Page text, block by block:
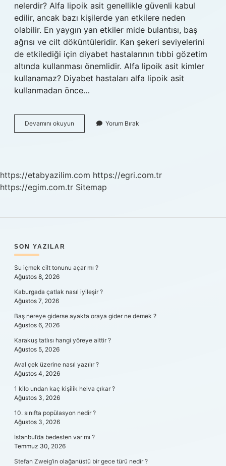
nelerdir? Alfa lipoik asit genellikle güvenli kabul
edilir, ancak bazı kişilerde yan etkilere neden
olabilir. En yaygın yan etkiler mide bulantısı, baş
ağrısı ve cilt döküntüleridir. Kan şekeri seviyelerini
de etkilediği için diyabet hastalarının tıbbi gözetim
altında kullanması önemlidir. Alfa lipoik asit kimler
kullanamaz? Diyabet hastaları alfa lipoik asit
kullanmadan önce…
Devamını okuyun
Zararlı
Yorum Bırak
https://etabyazilim.com https://egri.com.tr
https://egim.com.tr Sitemap
SIDEBAR
SON YAZILAR
Su içmek cilt tonunu açar mı ?
Ağustos 8, 2026
Kaburgada çatlak nasıl iyileşir ?
Ağustos 7, 2026
Baş nereye giderse ayakta oraya gider ne demek ?
Ağustos 6, 2026
Karakuş tatlısı hangi yöreye aittir ?
Ağustos 5, 2026
Aval çek üzerine nasıl yazılır ?
Ağustos 4, 2026
1 kilo undan kaç kişilik helva çıkar ?
Ağustos 3, 2026
10. sınıfta popülasyon nedir ?
Ağustos 3, 2026
İstanbul’da bedesten var mı ?
Temmuz 30, 2026
Stefan Zweig’in olağanüstü bir gece türü nedir ?